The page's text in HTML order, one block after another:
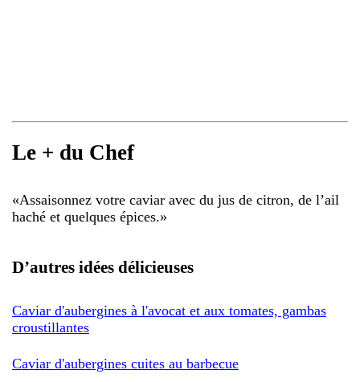
Le + du Chef
«Assaisonnez votre caviar avec du jus de citron, de l’ail
haché et quelques épices.»
D’autres idées délicieuses
Caviar d'aubergines à l'avocat et aux tomates, gambas
croustillantes
Caviar d'aubergines cuites au barbecue